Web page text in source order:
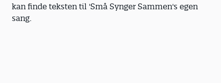
kan finde teksten til 'Små Synger Sammen's egen
sang.